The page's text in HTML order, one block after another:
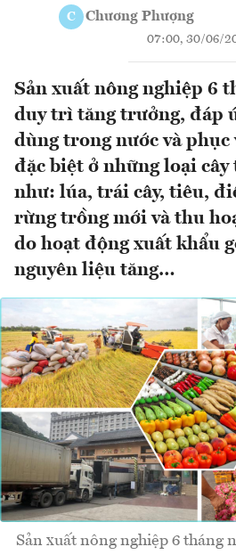
C Chương Phượng
07:00, 30/06/
Sản xuất nông nghiệp 6
duy trì tăng trưởng, đáp
dùng trong nước và phục
đặc biệt ở những loại
như: lúa, trái cây, tiêu,
rừng trồng mới và thu
do hoạt động xuất khẩu
nguyên liệu tăng…
Sản xuất nông nghiệp 6 tháng